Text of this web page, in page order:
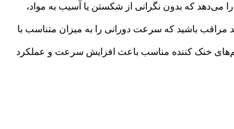
می‌دهد که بدون نگرانی از شکستن یا آسیب به مواد،
مراقب باشید که سرعت دورانی را به میزان متناسب با
خنک کننده مناسب باعث افزایش سرعت و عملکرد